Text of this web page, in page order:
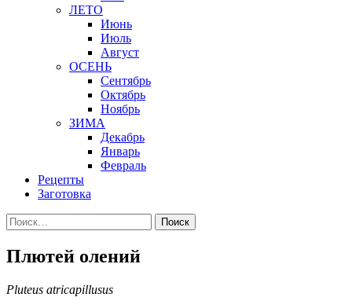
ЛЕТО
Июнь
Июль
Август
ОСЕНЬ
Сентябрь
Октябрь
Ноябрь
ЗИМА
Декабрь
Январь
Февраль
Рецепты
Заготовка
Найти:
Плютей олений
Pluteus atricapillusus